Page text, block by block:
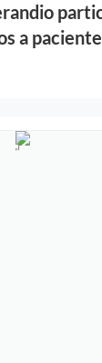
a